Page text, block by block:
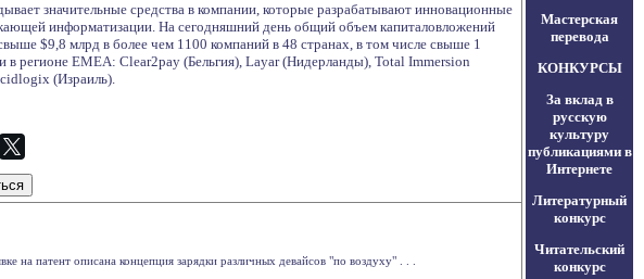
значительные средства в компании, которые разрабатывают инновационные
информатизации. На сегодняшний день общий объем капиталовложений
$9,8 млрд в более чем 1100 компаний в 48 странах, в том числе свыше 1
регионе EMEA: Clear2pay (Бельгия), Layar (Нидерланды), Total Immersion
(Израиль).
на патент описана концепция зарядки различных девайсов "по воздуху" . . .
Мастерская
перевода
КОНКУРСЫ
За вклад в
русскую
культуру
публикациями в
Интернете
Литературный
конкурс
Читательский
конкурс